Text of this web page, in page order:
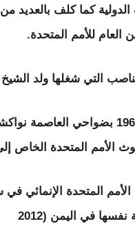
كما كلف بالعديد
العام للأمم المتحدة.
التي شغلها ولد
اسماعيل ولد الشيخ أحمد المولد سنة
المتحدة الخاص إلى
نفسها في اليمن (2012